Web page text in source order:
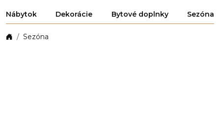
Nábytok Dekorácie Bytové doplnky Sezóna
Sezóna